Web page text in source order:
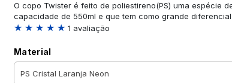
O copo Twister é feito de poliestireno(PS) uma espécie
capacidade de 550ml e que tem como grande
★ ★ ★ ★ ★ 1 avaliação
Material